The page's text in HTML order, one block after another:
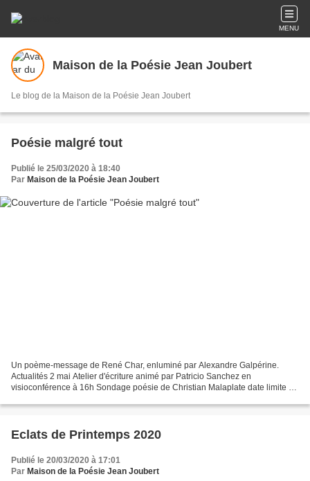
MENU
Maison de la Poésie Jean Joubert
Le blog de la Maison de la Poésie Jean Joubert
Poésie malgré tout
Publié le 25/03/2020 à 18:40
Par Maison de la Poésie Jean Joubert
Un poème-message de René Char, enluminé par Alexandre Galpérine.
Actualités 2 mai Atelier d'écriture animé par Patricio Sanchez en
visioconférence à 16h Sondage poésie de Christian Malaplate date limite 2
Eclats de Printemps 2020
Publié le 20/03/2020 à 17:01
Par Maison de la Poésie Jean Joubert